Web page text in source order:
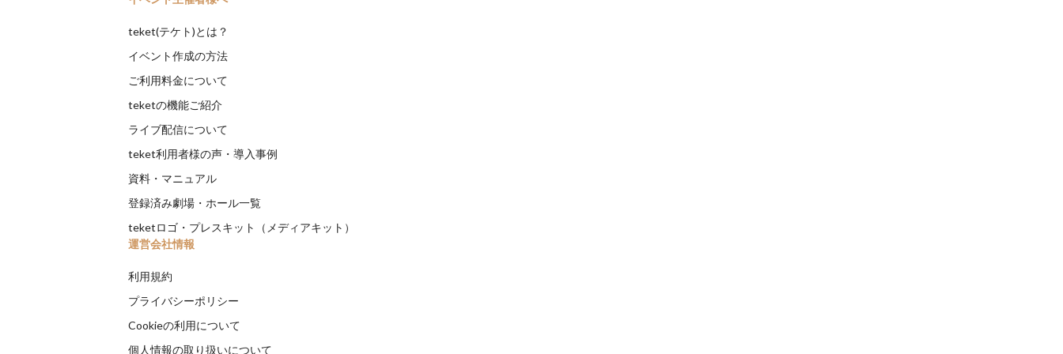
teket(テケト)とは？
イベント作成の方法
ご利用料金について
teketの機能ご紹介
ライブ配信について
teket利用者様の声・導入事例
資料・マニュアル
登録済み劇場・ホール一覧
teketロゴ・プレスキット（メディアキット）
運営会社情報
利用規約
プライバシーポリシー
Cookieの利用について
個人情報の取り扱いについて